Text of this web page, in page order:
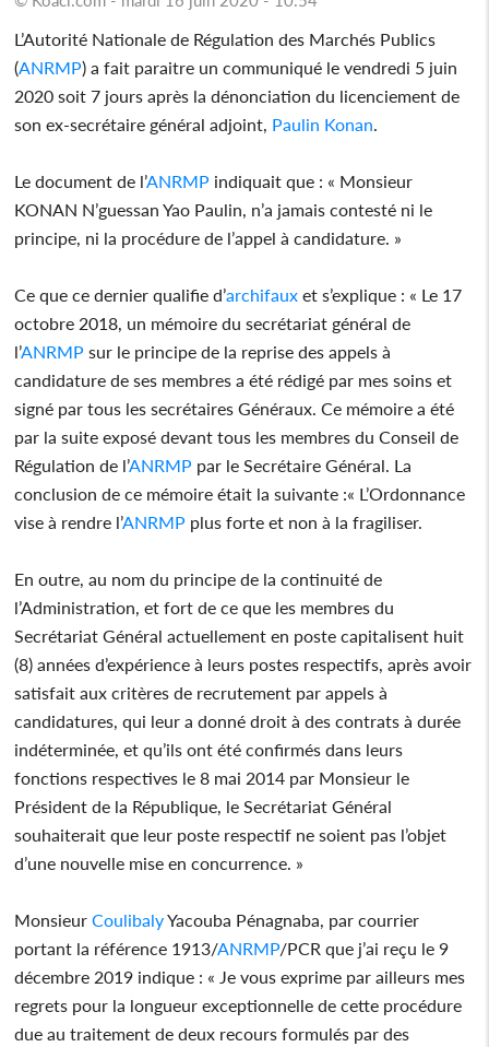
L’Autorité Nationale de Régulation des Marchés Publics
(ANRMP) a fait paraitre un communiqué le vendredi 5 juin
2020 soit 7 jours après la dénonciation du licenciement de
son ex-secrétaire général adjoint, Paulin Konan
Le document de l’ANRMP indiquait que : « Monsieur
KONAN N’guessan Yao Paulin, n’a jamais contesté ni le
principe, ni la procédure de l’appel à candidature. »
Ce que ce dernier qualifie d’archifaux et s’explique : « Le 17
octobre 2018, un mémoire du secrétariat général de
l’ANRMP sur le principe de la reprise des appels à
candidature de ses membres a été rédigé par mes soins et
signé par tous les secrétaires Généraux. Ce mémoire a été
par la suite exposé devant tous les membres du Conseil de
Régulation de l’ANRMP par le Secrétaire Général. La
conclusion de ce mémoire était la suivante :« L’Ordonnance
vise à rendre l’ANRMP plus forte et non à la fragiliser.
En outre, au nom du principe de la continuité de
l’Administration, et fort de ce que les membres du
Secrétariat Général actuellement en poste capitalisent huit
(8) années d’expérience à leurs postes respectifs, après avoir
satisfait aux critères de recrutement par appels à
candidatures, qui leur a donné droit à des contrats à durée
indéterminée, et qu’ils ont été confirmés dans leurs
fonctions respectives le 8 mai 2014 par Monsieur le
Président de la République, le Secrétariat Général
souhaiterait que leur poste respectif ne soient pas l’objet
d’une nouvelle mise en concurrence. »
MonsieurCoulibalyYacouba Pénagnaba, par courrier
portant la référence 1913/ANRMP/PCR que j’ai reçu le 9
décembre 2019 indique : « Je vous exprime par ailleurs mes
regrets pour la longueur exceptionnelle de cette procédure
due au traitement de deux recours formulés par des